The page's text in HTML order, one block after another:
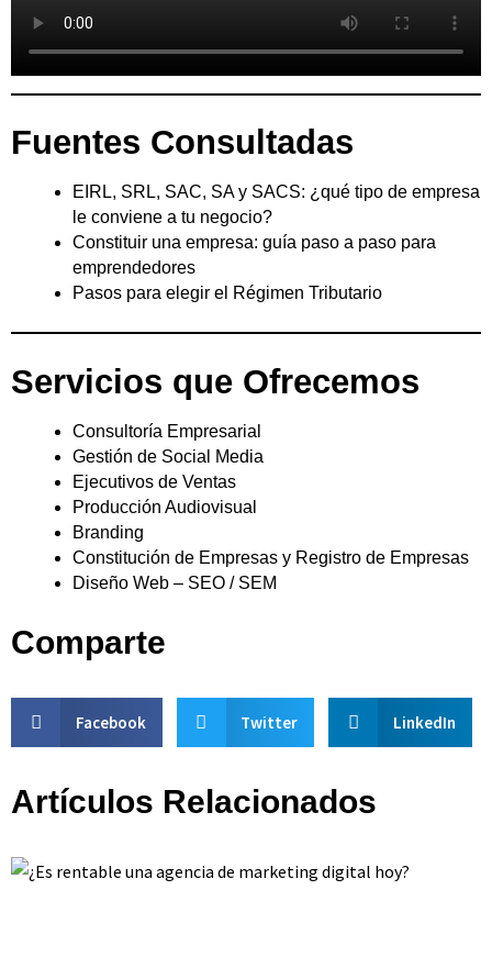
Fuentes Consultadas
EIRL, SRL, SAC, SA y SACS: ¿qué tipo de empresa
le conviene a tu negocio?
Constituir una empresa: guía paso a paso para
emprendedores
Pasos para elegir el Régimen Tributario
Servicios que Ofrecemos
Consultoría Empresarial
Gestión de Social Media
Ejecutivos de Ventas
Producción Audiovisual
Branding
Constitución de Empresas y Registro de Empresas
Diseño Web – SEO / SEM
Comparte
Facebook Twitter LinkedIn
Artículos Relacionados